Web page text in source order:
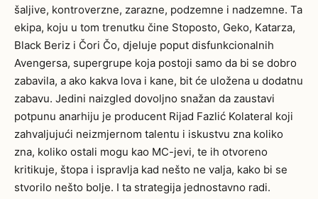
šaljive, kontroverzne, zarazne, podzemne i nadzemne. Ta
ekipa, koju u tom trenutku čine Stoposto, Geko, Katarza,
Black Beriz i Čori Čo, djeluje poput disfunkcionalnih
Avengersa, supergrupe koja postoji samo da bi se dobro
zabavila, a ako kakva lova i kane, bit će uložena u dodatnu
zabavu. Jedini naizgled dovoljno snažan da zaustavi
potpunu anarhiju je producent Rijad Fazlić Kolateral koji
zahvaljujući neizmjernom talentu i iskustvu zna koliko
zna, koliko ostali mogu kao MC-jevi, te ih otvoreno
kritikuje, štopa i ispravlja kad nešto ne valja, kako bi se
stvorilo nešto bolje. I ta strategija jednostavno radi.